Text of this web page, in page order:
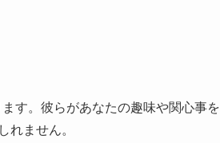
す。彼らがあなたの趣味や関心事を
れません。